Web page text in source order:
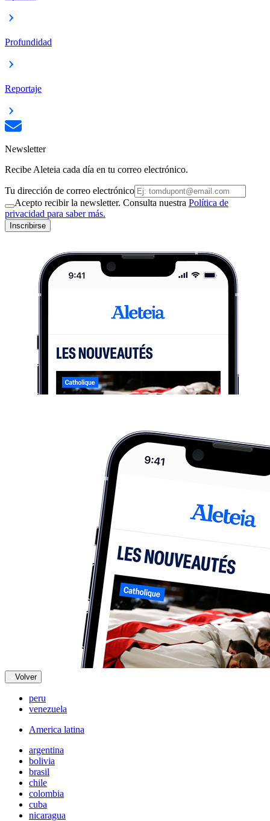
Profundidad
Reportaje
Newsletter
Recibe Aleteia cada día en tu correo electrónico.
Tu dirección de correo electrónico
Acepto recibir la newsletter. Consulta nuestra Política de
privacidad para saber más.
Inscribirse
Volver
peru
venezuela
America latina
argentina
bolivia
brasil
chile
colombia
cuba
nicaragua